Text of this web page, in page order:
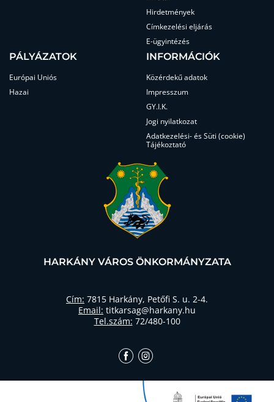
Hirdetmények
Címkezelési eljárás
E-ügyintézés
PÁLYÁZATOK
Európai Uniós
Hazai
INFORMÁCIÓK
Közérdekű adatok
Impresszum
GY.I.K.
Jogi nyilatkozat
Adatkezelési- és Süti (cookie)
Tájékoztató
HARKÁNY VÁROS ÖNKORMÁNYZATA
Cím: 7815 Harkány, Petőfi S. u. 2-4.
Email: titkarsag@harkany.hu
Tel.szám: 72/480-100